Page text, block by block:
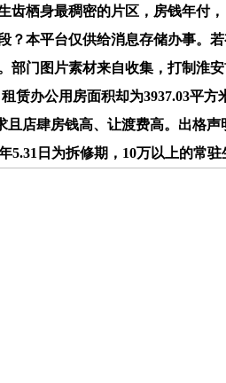
栖身最稠密的片区，房钱年付
本平台仅供给消息存储办事。
门图片素材来自收集，打制淮
办公用房面积却为3937.03平
店肆房钱高、让渡费高。出格
日为拆修期，10万以上的常